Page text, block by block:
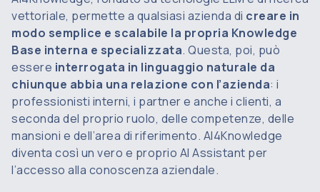
vettoriale, permette a qualsiasi azienda di creare in
modo semplice e scalabile la propria Knowledge
Base interna e specializzata. Questa, poi, può
essere interrogata in linguaggio naturale da
chiunque abbia una relazione con l’azienda: i
professionisti interni, i partner e anche i clienti, a
seconda del proprio ruolo, delle competenze, delle
mansioni e dell’area di riferimento. AI4Knowledge
diventa così un vero e proprio AI Assistant per
l’accesso alla conoscenza aziendale.